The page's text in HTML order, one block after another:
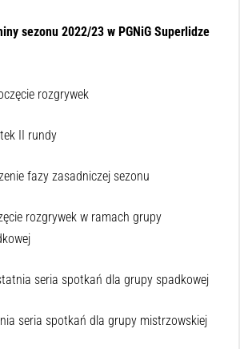
sezonu 2022/23 w PGNiG Superlidze
rozgrywek
II rundy
fazy zasadniczej sezonu
rozgrywek w ramach grupy
seria spotkań dla grupy spadkowej
seria spotkań dla grupy mistrzowskiej